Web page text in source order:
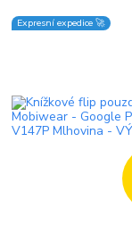
Expresní expedice 🚀